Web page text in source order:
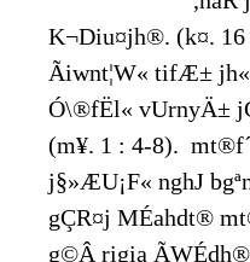
K¬Diu¤jh®. (k¤.
Ãiwnt¦W« tifÆ±
Ó\®fËl« vUrnyÄ±
(m¥. 1 : 4-8).
j§»ÆU¡F« nghJ
gÇR¤j MÉahdt®
g©Â rigia